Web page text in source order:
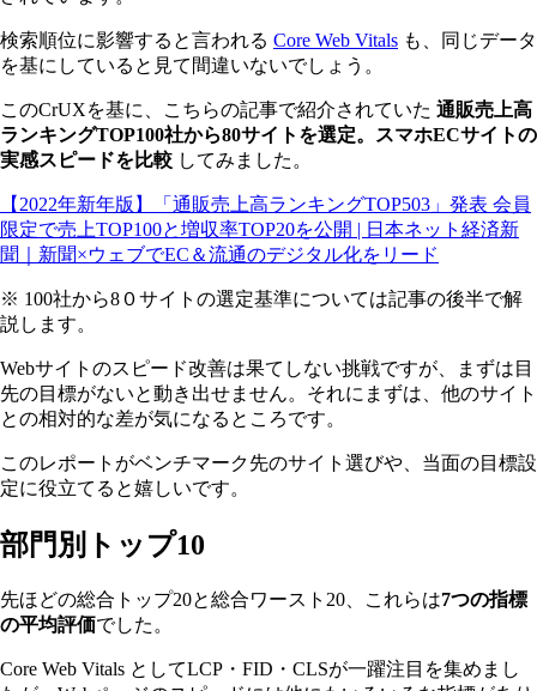
検索順位に影響すると言われる Core Web Vitals も、同じデータ
を基にしていると見て間違いないでしょう。
このCrUXを基に、こちらの記事で紹介されていた 通販売上高
ランキングTOP100社から80サイトを選定。スマホECサイトの
実感スピードを比較 してみました。
【2022年新年版】「通販売上高ランキングTOP503」発表 会員
限定で売上TOP100と増収率TOP20を公開 | 日本ネット経済新
聞｜新聞×ウェブでEC＆流通のデジタル化をリード
※ 100社から8０サイトの選定基準については記事の後半で解
説します。
Webサイトのスピード改善は果てしない挑戦ですが、まずは目
先の目標がないと動き出せません。それにまずは、他のサイト
との相対的な差が気になるところです。
このレポートがベンチマーク先のサイト選びや、当面の目標設
定に役立てると嬉しいです。
部門別トップ10
先ほどの総合トップ20と総合ワースト20、これらは7つの指標
の平均評価でした。
Core Web Vitals としてLCP・FID・CLSが一躍注目を集めまし